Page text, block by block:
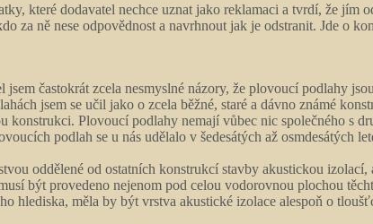
které dodavatel nechce uznat jako reklamaci a tvrdí, že jím
za ně nese odpovědnost a navrhnout jak je odstranit. Jde o
častokrát zcela nesmyslné názory, že plovoucí podlahy
jsem se učil jako o zcela běžné, staré a dávno známé
Plovoucí podlahy nemají vůbec nic společného s
podlah se u nás udělalo v šedesátých až osmdesátých
oddělené od ostatních konstrukcí stavby akustickou
být provedeno nejenom pod celou vodorovnou plochou
hlediska, měla by být vrstva akustické izolace alespoň o